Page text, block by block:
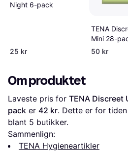
Night 6-pack
25 kr
TENA
Mini 28-
50 kr
Om produktet
Laveste pris for TENA Discreet
pack er 42 kr. Dette er for
blant 5 butikker.
Sammenlign:
TENA Hygieneartikler